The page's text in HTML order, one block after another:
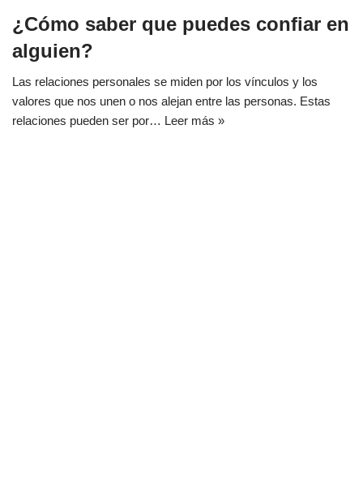
¿Cómo saber que puedes confiar en
alguien?
Las relaciones personales se miden por los vínculos y los
valores que nos unen o nos alejan entre las personas. Estas
relaciones pueden ser por… Leer más »